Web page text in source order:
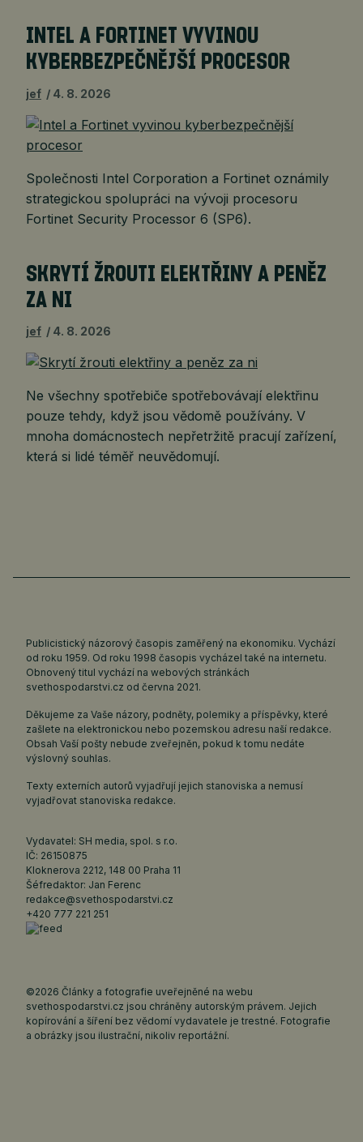
INTEL A FORTINET VYVINOU
KYBERBEZPEČNĚJŠÍ PROCESOR
jef 4. 8. 2026
Společnosti Intel Corporation a Fortinet oznámily
strategickou spolupráci na vývoji procesoru
Fortinet Security Processor 6 (SP6).
SKRYTÍ ŽROUTI ELEKTŘINY A PENĚZ
ZA NI
jef 4. 8. 2026
Ne všechny spotřebiče spotřebovávají elektřinu
pouze tehdy, když jsou vědomě používány. V
mnoha domácnostech nepřetržitě pracují zařízení,
která si lidé téměř neuvědomují.
Publicistický názorový časopis zaměřený na ekonomiku. Vychází
od roku 1959. Od roku 1998 časopis vycházel také na internetu.
Obnovený titul vychází na webových stránkách
svethospodarstvi.cz od června 2021.
Děkujeme za Vaše názory, podněty, polemiky a příspěvky, které
zašlete na elektronickou nebo pozemskou adresu naší redakce.
Obsah Vaší pošty nebude zveřejněn, pokud k tomu nedáte
výslovný souhlas.
Texty externích autorů vyjadřují jejich stanoviska a nemusí
vyjadřovat stanoviska redakce.
Vydavatel: SH media, spol. s r.o.
IČ: 26150875
Kloknerova 2212, 148 00 Praha 11
Šéfredaktor: Jan Ferenc
redakce@svethospodarstvi.cz
+420 777 221 251
©2026 Články a fotografie uveřejněné na webu
svethospodarstvi.cz jsou chráněny autorským právem. Jejich
kopírování a šíření bez vědomí vydavatele je trestné. Fotografie
a obrázky jsou ilustrační, nikoliv reportážní.